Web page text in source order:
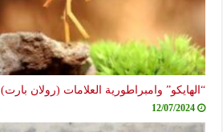
“الهايكو” وامبراطورية العلامات (رولان بارت)
12/07/2024